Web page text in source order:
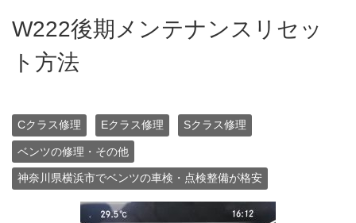
W222後期メンテナンスリセッ
ト方法
Cクラス修理 Eクラス修理 Sクラス修理
ベンツの修理・その他
神奈川県横浜市でベンツの車検・点検整備が格安